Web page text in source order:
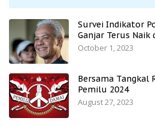
Survei Indikator
Ganjar Terus Naik
October 1, 2023
Bersama Tangkal
Pemilu 2024
August 27, 2023